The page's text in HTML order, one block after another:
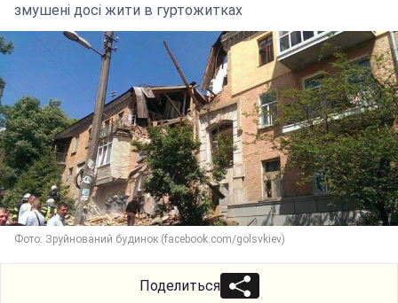
змушені досі жити в гуртожитках
Фото: Зруйнований будинок (facebook.com/golsvkiev)
Поделиться